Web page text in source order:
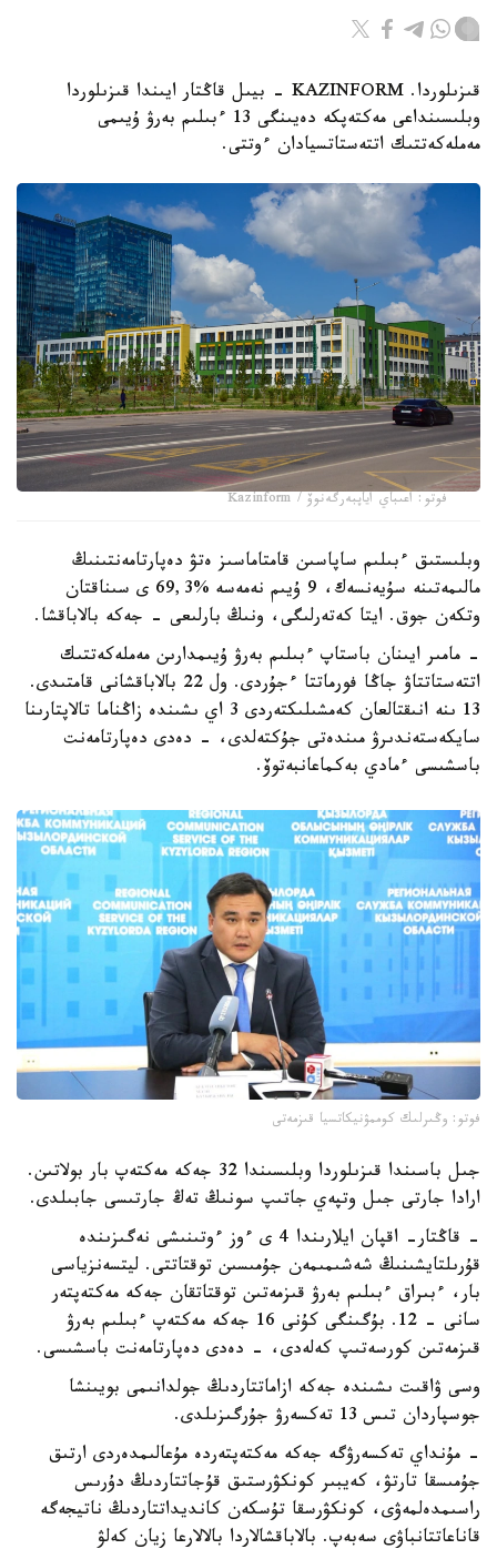
قىزىلوردا. KAZINFORM - بيىل قاڭتار ايىندا قىزىلوردا
وبلىسىنداعى مەكتەپكە دەيىنگى 13 ءبىلىم بەرۋ ۇيىمى
مەملەكەتتىك اتتەستاتسيادان ءوتتى.
فوتو: اعىباي اياپبەرگەنوۆ / Kazinform
وبلىستىق ءبىلىم ساپاسىن قامتاماسىز ەتۋ دەپارتامەنتىنىڭ
مالىمەتىنە سۇيەنسەك، 9 ۇيىم نەمەسە %69,3 ى سىناقتان
وتكەن جوق. ايتا كەتەرلىگى، ونىڭ بارلىعى - جەكە بالاباقشا.
- مامىر ايىنان باستاپ ءبىلىم بەرۋ ۇيىمدارىن مەملەكەتتىك
اتتەستاتتاۋ جاڭا فورماتتا ءجۇردى. ول 22 بالاباقشانى قامتىدى.
13 ىنە انىقتالعان كەمشىلىكتەردى 3 اي ىشىندە زاڭناما تالاپتارىنا
سايكەستەندىرۋ مىندەتى جۇكتەلدى، - دەدى دەپارتامەنت
باسشىسى ءمادي بەكماعانبەتوۆ.
فوتو: وڭىرلىك كوممۋنيكاتسيا قىزمەتى
جىل باسىندا قىزىلوردا وبلىسىندا 32 جەكە مەكتەپ بار بولاتىن.
ارادا جارتى جىل وتپەي جاتىپ سونىڭ تەڭ جارتىسى جابىلدى.
- قاڭتار- اقپان ايلارىندا 4 ى ءوز ءوتىنىشى نەگىزىندە
قۇرىلتايشىنىڭ شەشىمىمەن جۇمىسىن توقتاتتى. ليتسەنزياسى
بار، ءبىراق ءبىلىم بەرۋ قىزمەتىن توقتاتقان جەكە مەكتەپتەر
سانى - 12. بۇگىنگى كۇنى 16 جەكە مەكتەپ ءبىلىم بەرۋ
قىزمەتىن كورسەتىپ كەلەدى، - دەدى دەپارتامەنت باسشىسى.
وسى ۋاقىت ىشىندە جەكە ازاماتتاردىڭ جولدانىمى بويىنشا
جوسپاردان تىس 13 تەكسەرۋ جۇرگىزىلدى.
- مۇنداي تەكسەرۋگە جەكە مەكتەپتەردە مۇعالىمدەردى ارتىق
جۇمىسقا تارتۋ، كەيبىر كونكۋرستىق قۇجاتتاردىڭ دۇرىس
راسىمدەلمەۋى، كونكۋرسقا تۇسكەن كانديداتتاردىڭ ناتيجەگە
قاناعاتتانباۋى سەبەپ. بالاباقشالاردا بالالارعا زيان كەلۋ